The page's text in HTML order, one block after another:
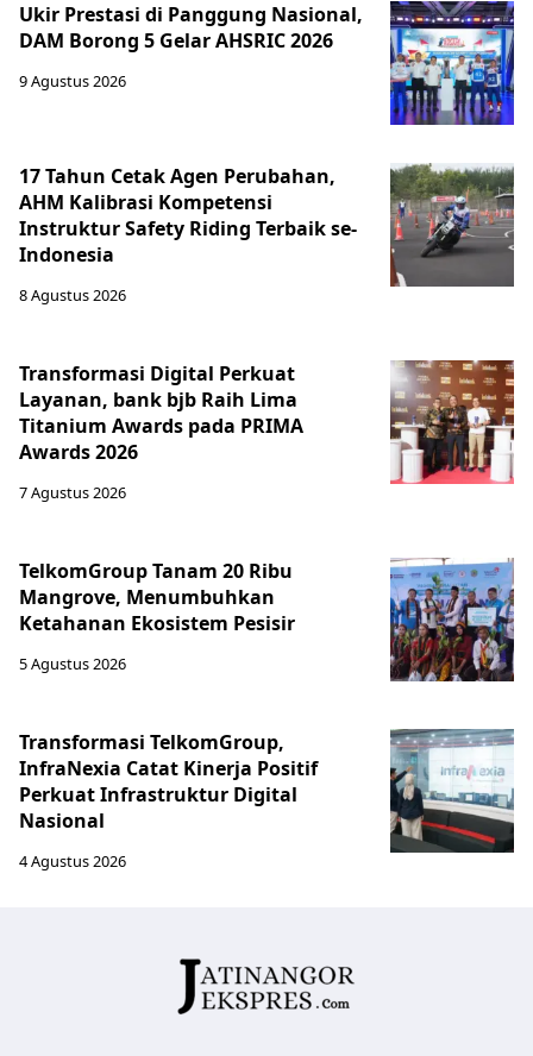
Ukir Prestasi di Panggung Nasional,
DAM Borong 5 Gelar AHSRIC 2026
9 Agustus 2026
17 Tahun Cetak Agen Perubahan,
AHM Kalibrasi Kompetensi
Instruktur Safety Riding Terbaik se-
Indonesia
8 Agustus 2026
Transformasi Digital Perkuat
Layanan, bank bjb Raih Lima
Titanium Awards pada PRIMA
Awards 2026
7 Agustus 2026
TelkomGroup Tanam 20 Ribu
Mangrove, Menumbuhkan
Ketahanan Ekosistem Pesisir
5 Agustus 2026
Transformasi TelkomGroup,
InfraNexia Catat Kinerja Positif
Perkuat Infrastruktur Digital
Nasional
4 Agustus 2026